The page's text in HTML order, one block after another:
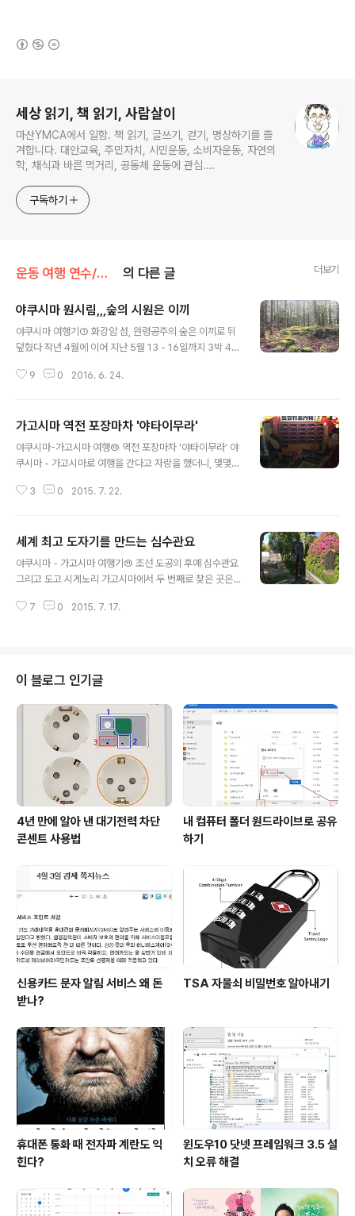
세상 읽기, 책 읽기, 사람살이
마산YMCA에서 일함. 책 읽기, 글쓰기, 걷기, 명상하기를 즐
겨합니다. 대안교육, 주민자치, 시민운동, 소비자운동, 자연의
학, 채식과 바른 먹거리, 공동체 운동에 관심.
http://www.facebook.com/ymcaman
구독하기
운동 여행 연수/야쿠시마 조몬스기 의 다른 글 더보기
야쿠시마 원시림,,,숲의 시원은 이끼
야쿠시마 여행기① 화강암 섬, 원령공주의 숲은 이끼로 뒤
덮혔다 작년 4월에 이어 지난 5월 13 - 16일까지 3박 4일
조몬스기가 있는 야쿠시마 여행을 다녀왔습니다. 제가 일
것처럼 '견강부회'하는 사람이 있어 거슬리기는 합니다만,
여행기를 기록으로 남깁니다. 일본 여행도 쉬운 일이 아닌
데, 후쿠오카 최남단 가고시마에서 배를 타고 3시간이나
를 타고 간 것은 아니고 후쿠오카 공항에서 하루 1번 있는
9 0 2016. 6. 24.
가고시마 역전 포장마차 '야타이무라'
야쿠시마-가고시마 여행⑫ 역전 포장마차 '야타이무라' 야
쿠시마 - 가고시마로 여행을 간다고 자랑을 했더니, 몇몇
1박을 한다면 밤에 꼭 들러야 하는 곳으로 추천을 해주더군
해안 도시 가고시마는 풍부한 농수산물 덕분에 다양한 먹
거리로 유명했다고 합니다. 그런 가고시마 지역의 먹거리
문화를 합리적인 가격으로 한 자리에서 경험할 수 있는 곳
칭은가곳마 후루사토 야타이무라(鹿児島故郷屋台村)>
3 0 2015. 7. 22.
세계 최고 도자기를 만드는 심수관요
야쿠시마 - 가고시마 여행기⑪ 조선 도공의 후예 심수관요
그리고 도고 시게노리 가고시마에서 두 번째로 찾은 곳은
을 사용하는 도자기 공장이 있다는 것으로 짐작할 수 있겠
려와 1597년 가고시마 사츠마 마을에 정착하게 되었다고
합니다. 왜군의 포로로 끌려오면서도 "고향의 흙과 유약 그
리고 한문과 한글 서적을 배 밑창에 숨겨" 왔다고 합니다 .
심당길의 후손들은 일본 가고시마 사츠마에 자리를 잡고
도자기 기술자로 살아오면서도 '석자로 된' 이름을 자손대
대로 버리지 않았습니다. 지금도 심수..
7 0 2015. 7. 17.
이 블로그 인기글
4년 만에 알아 낸 대기전력 차단
콘센트 사용법
내 컴퓨터 폴더 원드라이브로 공유
하기
신용카드 문자 알림 서비스 왜 돈
받나?
TSA 자물쇠 비밀번호 알아내기
휴대폰 통화 때 전자파 계란도 익
힌다?
윈도우10 닷넷 프레임워크 3.5 설
치 오류 해결